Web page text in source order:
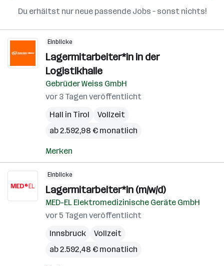
Du erhältst nur neue passende Jobs – sonst nichts!
Einblicke
Lagermitarbeiter*in in der
Logistikhalle
Gebrüder Weiss GmbH
vor 3 Tagen veröffentlicht
Hall in Tirol
Vollzeit
ab 2.592,98 € monatlich
Merken
Einblicke
Lagermitarbeiter*in (m/w/d)
MED-EL Elektromedizinische Geräte GmbH
vor 5 Tagen veröffentlicht
Innsbruck
Vollzeit
ab 2.592,48 € monatlich